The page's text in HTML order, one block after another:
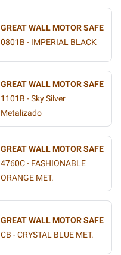
GREAT WALL MOTOR SAFE
0801B - IMPERIAL BLACK
GREAT WALL MOTOR SAFE
1101B - Sky Silver
Metalizado
GREAT WALL MOTOR SAFE
4760C - FASHIONABLE
ORANGE MET.
GREAT WALL MOTOR SAFE
CB - CRYSTAL BLUE MET.